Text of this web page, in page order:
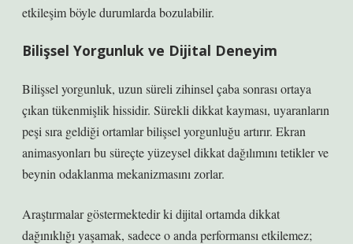
etkileşim böyle durumlarda bozulabilir.
Bilişsel Yorgunluk ve Dijital Deneyim
Bilişsel yorgunluk, uzun süreli zihinsel çaba sonrası ortaya
çıkan tükenmişlik hissidir. Sürekli dikkat kayması, uyaranların
peşi sıra geldiği ortamlar bilişsel yorgunluğu artırır. Ekran
animasyonları bu süreçte yüzeysel dikkat dağılımını tetikler ve
beynin odaklanma mekanizmasını zorlar.
Araştırmalar göstermektedir ki dijital ortamda dikkat
dağınıklığı yaşamak, sadece o anda performansı etkilemez;